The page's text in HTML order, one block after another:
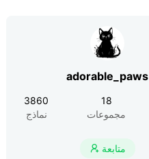
adorable_paws
3860
نماذج
18
مجموعات
 متابعة